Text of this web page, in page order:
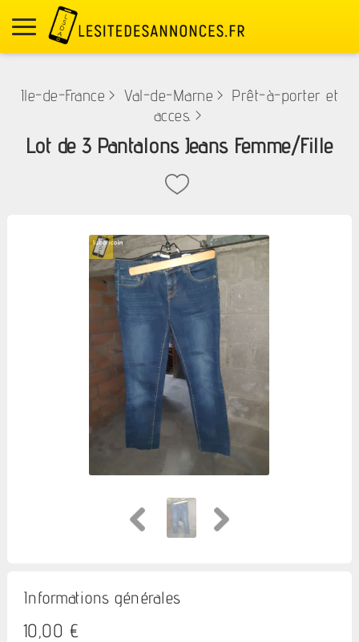
Ile-de-France > Val-de-Marne > Prêt-à-porter et
acces. >
Lot de 3 Pantalons Jeans Femme/Fille
Informations générales
10,00 €